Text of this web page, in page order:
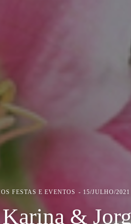
FESTAS E EVENTOS 15/JULHO/2021
&